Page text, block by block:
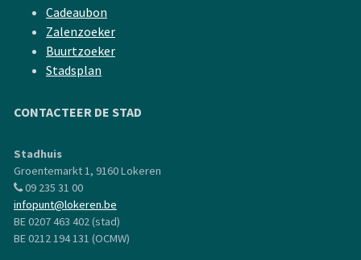
Cadeaubon
Zalenzoeker
Buurtzoeker
Stadsplan
CONTACTEER DE STAD
Stadhuis
Groentemarkt 1, 9160 Lokeren
09 235 31 00
infopunt@lokeren.be
BE 0207 463 402 (stad)
BE 0212 194 131 (OCMW)